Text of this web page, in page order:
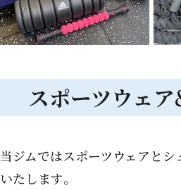
スポーツウェ
当ジムではスポーツウェアと
いたします｡